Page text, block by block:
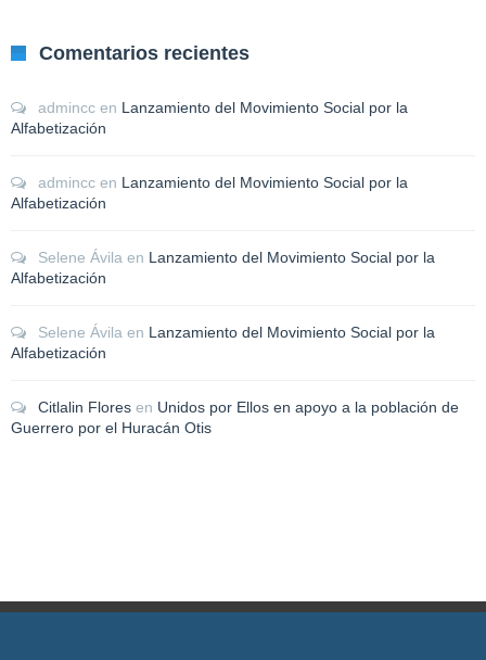
Comentarios recientes
admincc en Lanzamiento del Movimiento Social por la
Alfabetización
admincc en Lanzamiento del Movimiento Social por la
Alfabetización
Selene Ávila en Lanzamiento del Movimiento Social por la
Alfabetización
Selene Ávila en Lanzamiento del Movimiento Social por la
Alfabetización
Citlalin Flores en Unidos por Ellos en apoyo a la población de
Guerrero por el Huracán Otis